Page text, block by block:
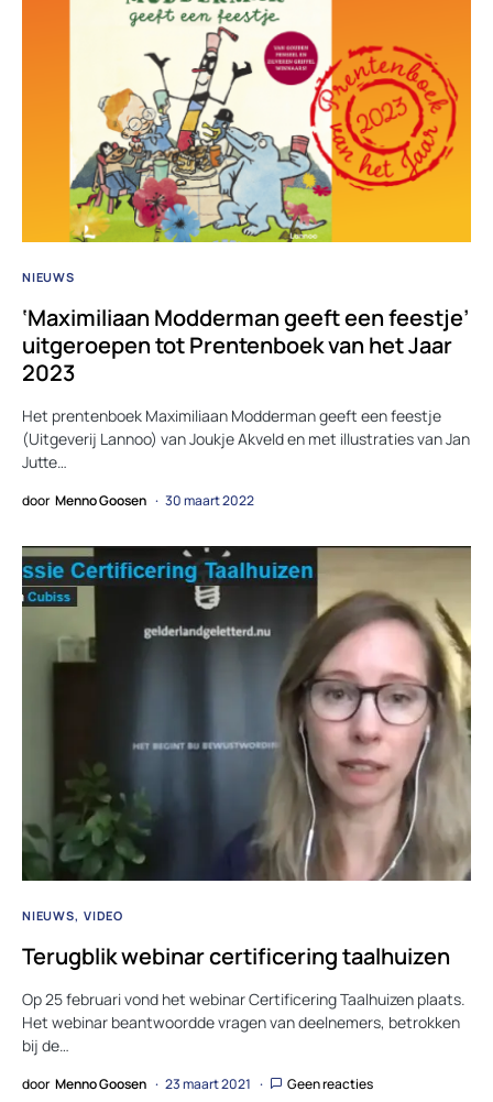
NIEUWS
‘Maximiliaan Modderman geeft een feestje’
uitgeroepen tot Prentenboek van het Jaar
2023
Het prentenboek Maximiliaan Modderman geeft een feestje
(Uitgeverij Lannoo) van Joukje Akveld en met illustraties van Jan
Jutte…
door Menno Goosen 30 maart 2022
NIEUWS VIDEO
Terugblik webinar certificering taalhuizen
Op 25 februari vond het webinar Certificering Taalhuizen plaats.
Het webinar beantwoordde vragen van deelnemers, betrokken
bij de…
door Menno Goosen 23 maart 2021 Geen reacties